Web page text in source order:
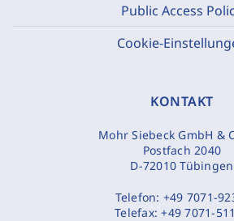
Public Access
Cookie-
KONTAKT
Mohr Siebeck GmbH &
Postfach 2040
D-72010 Tübingen
Telefon: +49 7071-
Telefax:+49 7071-